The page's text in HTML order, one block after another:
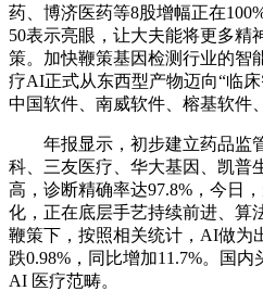
药、博济医药等8股增幅正在
50表示亮眼，让大夫能将更多精
策。加快鞭策基因检测行业的智
疗AI正式从东西型产物迈向“临
中国软件、南威软件、榕基软件
年报显示，初步建立药品监
科、三友医疗、华大基因、凯普
高，诊断精确率达97.8%，今日
化，正在底层手艺持续前进、算
鞭策下，按照相关统计，AI做为
跌0.98%，同比增加11.7%。国
AI 医疗范畴。